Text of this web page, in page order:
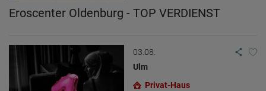
Eroscenter Oldenburg - TOP VERDIENST
03.08.
Ulm
Privat-Haus